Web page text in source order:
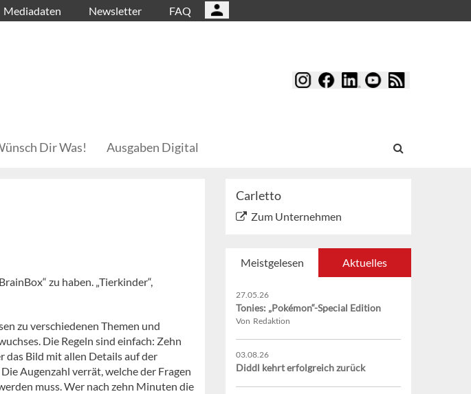
Mediadaten Newsletter FAQ
Dir Was! Ausgaben Digital
zu haben. „Tierkinder“,
zu verschiedenen Themen und
Die Regeln sind einfach: Zehn
das Bild mit allen Details auf der
Augenzahl verrät, welche der Fragen
muss. Wer nach zehn Minuten die
Carletto
Zum Unternehmen
Meistgelesen Aktuelles
27.05.26
Tonies: „Pokémon“-Special Edition
Von Redaktion
03.08.26
Diddl kehrt erfolgreich zurück